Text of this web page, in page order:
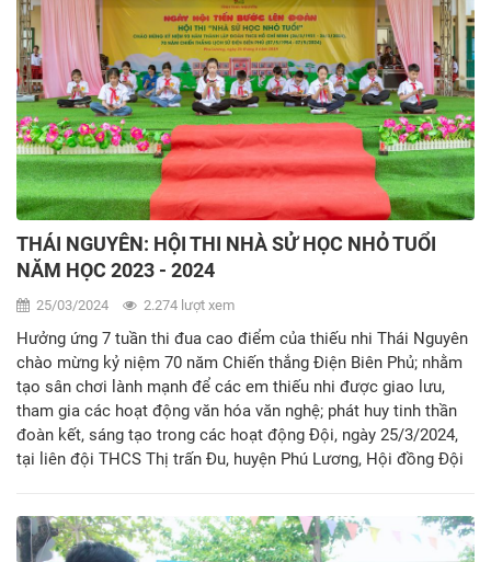
THÁI NGUYÊN: HỘI THI NHÀ SỬ HỌC NHỎ TUỔI
NĂM HỌC 2023 - 2024
25/03/2024 2.274 lượt xem
Hưởng ứng 7 tuần thi đua cao điểm của thiếu nhi Thái Nguyên
chào mừng kỷ niệm 70 năm Chiến thắng Điện Biên Phủ; nhằm
tạo sân chơi lành mạnh để các em thiếu nhi được giao lưu,
tham gia các hoạt động văn hóa văn nghệ; phát huy tinh thần
đoàn kết, sáng tạo trong các hoạt động Đội, ngày 25/3/2024,
tại liên đội THCS Thị trấn Đu, huyện Phú Lương, Hội đồng Đội